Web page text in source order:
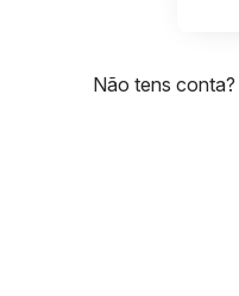
Não tens conta?